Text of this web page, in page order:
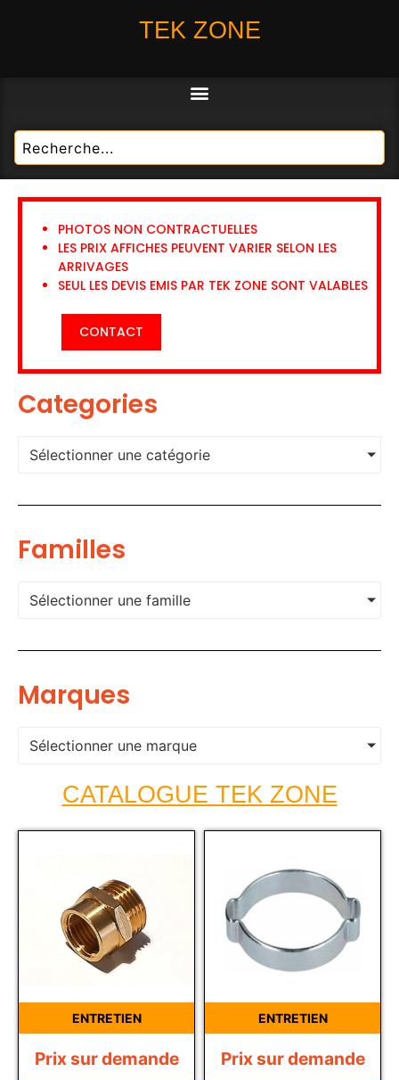
TEK ZONE
PHOTOS NON CONTRACTUELLES
LES PRIX AFFICHES PEUVENT VARIER SELON LES
ARRIVAGES
SEUL LES DEVIS EMIS PAR TEK ZONE SONT VALABLES
CONTACT
Categories
Sélectionner une catégorie
Familles
Sélectionner une famille
Marques
Sélectionner une marque
CATALOGUE TEK ZONE
ENTRETIEN
Prix sur demande
ENTRETIEN
Prix sur demande